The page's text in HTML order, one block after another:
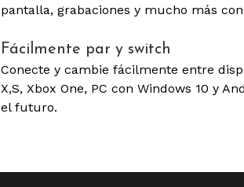
pantalla, grabaciones y mucho más
Fácilmente par y switch
Conecte y cambie fácilmente entre
X,S, Xbox One, PC con Windows 10 y
el futuro.